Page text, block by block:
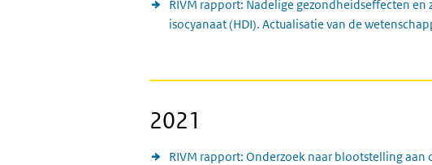
RIVM rapport: Nadelige gezondheidseffecten
isocyanaat (HDI). Actualisatie van de
2021
RIVM rapport: Onderzoek naar blootstelling